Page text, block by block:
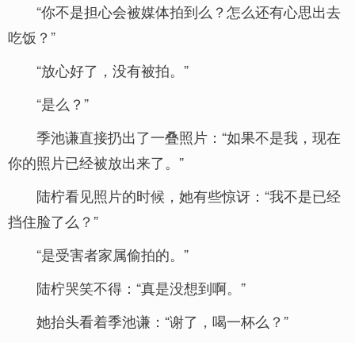
“你不是担心会被媒体拍到么？怎么还有心思出去
吃饭？”
“放心好了，没有被拍。”
“是么？”
季池谦直接扔出了一叠照片：“如果不是我，现在
你的照片已经被放出来了。”
陆柠看见照片的时候，她有些惊讶：“我不是已经
挡住脸了么？”
“是受害者家属偷拍的。”
陆柠哭笑不得：“真是没想到啊。”
她抬头看着季池谦：“谢了，喝一杯么？”